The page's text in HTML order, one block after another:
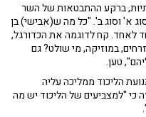
ברקע ההתבטאות של השר
א' וסוג ב'. "כל מה ש(אבישי) בן
לאחד. קח לדוגמה את הכדורגל,
במוזיקה, מי שולט? גם
הליכוד ממליכה עליה
"למצביעים של הליכוד יש מה